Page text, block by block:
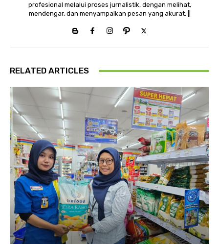
profesional melalui proses jurnalistik, dengan melihat,
mendengar, dan menyampaikan pesan yang akurat. ||
RELATED ARTICLES